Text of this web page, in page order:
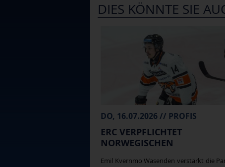
DIES KÖNNTE SIE
DO, 16.07.2026 // PROFIS
ERC VERPFLICHTET
NORWEGISCHEN
Emil Kvernmo Wasenden verstärkt die